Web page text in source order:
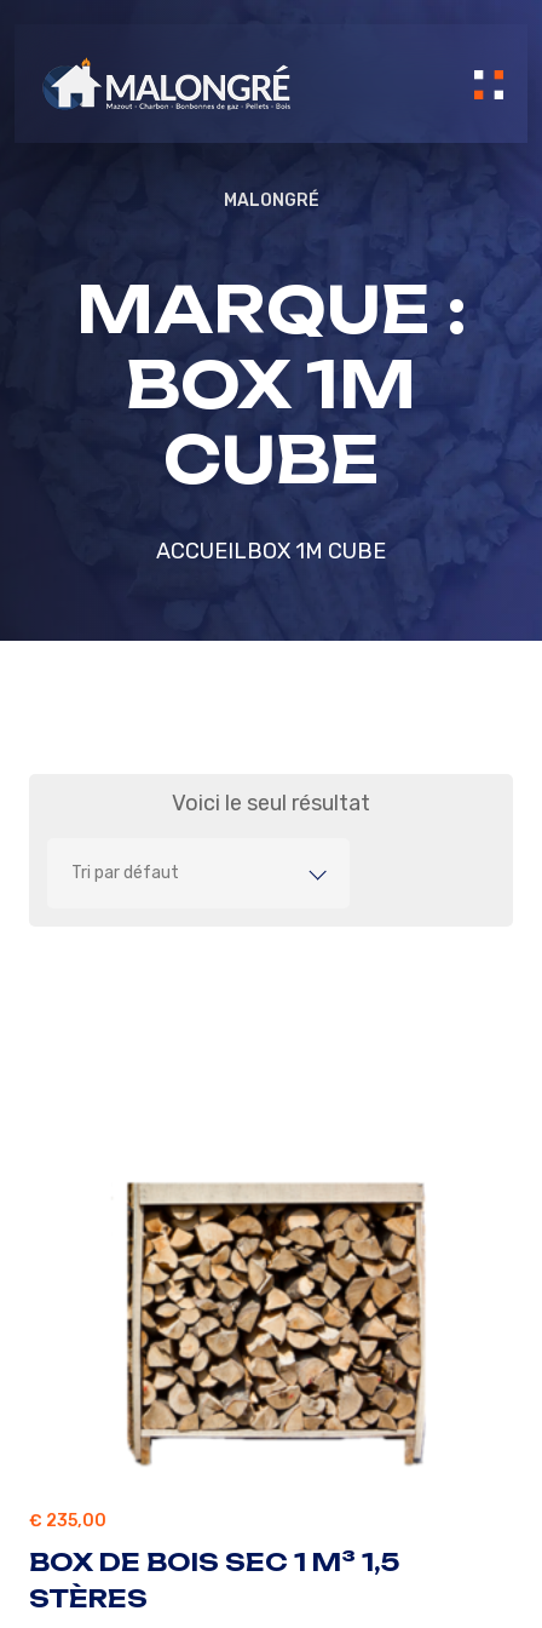
MALONGRÉ
MARQUE :
BOX 1M
CUBE
ACCUEILBOX 1M CUBE
Voici le seul résultat
Tri par défaut
€ 235,00
BOX DE BOIS SEC 1 M³ 1,5
STÈRES